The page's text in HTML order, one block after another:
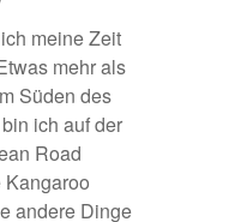
meine Zeit
mehr als
Süden des
ich auf der
Road
Kangaroo
andere Dinge